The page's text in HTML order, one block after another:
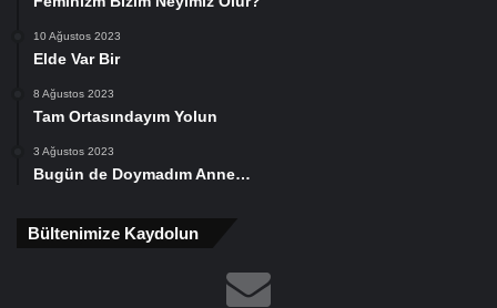
10 Ağustos 2023
Elde Var Bir
8 Ağustos 2023
Tam Ortasındayım Yolun
3 Ağustos 2023
Bugün de Doymadım Anne…
Bültenimize Kaydolun